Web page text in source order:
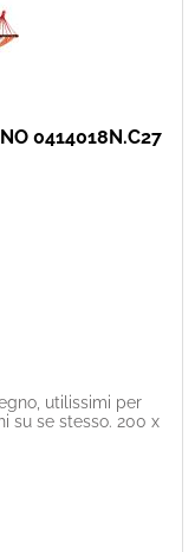
0414018N.C27
utilissimi per
su se stesso. 200 x